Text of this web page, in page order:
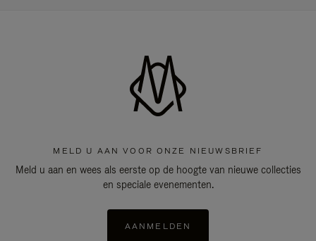
MELD U AAN VOOR ONZE NIEUWSBRIEF
Meld u aan en wees als eerste op de hoogte van nieuwe collecties
en speciale evenementen.
AANMELDEN